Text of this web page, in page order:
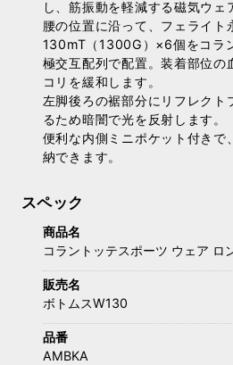
し、筋振動を軽減する磁気ウェ
腰の位置に沿って、フェライト
130mT（1300G）×6個をコラ
極交互配列で配置。装着部位の
コリを緩和します。
左脚後ろの裾部分にリフレクト
るため暗闇で光を反射します。
便利な内側ミニポケット付きで
納できます。
スペック
商品名
コラントッテスポーツ ウェア ロ
販売名
ボトムスW130
品番
AMBKA